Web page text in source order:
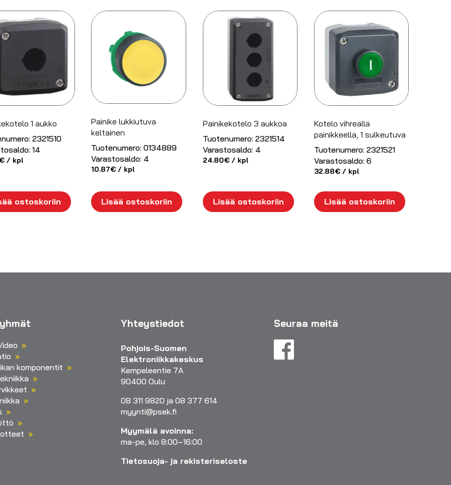
1 aukko
2321510
14
€ / kpl
ostoskoriin
Painike lukkiutuva
keltainen
Tuotenumero: 0134889
Varastosaldo: 4
10.87€ / kpl
Lisää ostoskoriin
Painikekotelo 3 aukkoa
Tuotenumero: 2321514
Varastosaldo: 4
24.80€/ kpl
Lisää ostoskoriin
Kotelo vihreällä
painikkeella, 1 sulkeutuva
Tuotenumero: 2321521
Varastosaldo: 6
32.88€/ kpl
Lisää ostoskoriin
komponentit
Yhteystiedot
Pohjois-Suomen
Elektroniikkakeskus
Kempeleentie 7A
90400 Oulu
08 311 9820 ja 08 377 614
myynti@psek.fi
Myymälä avoinna:
ma-pe, klo 8:00–16:00
Tietosuoja- ja rekisteriseloste
Seuraa meitä